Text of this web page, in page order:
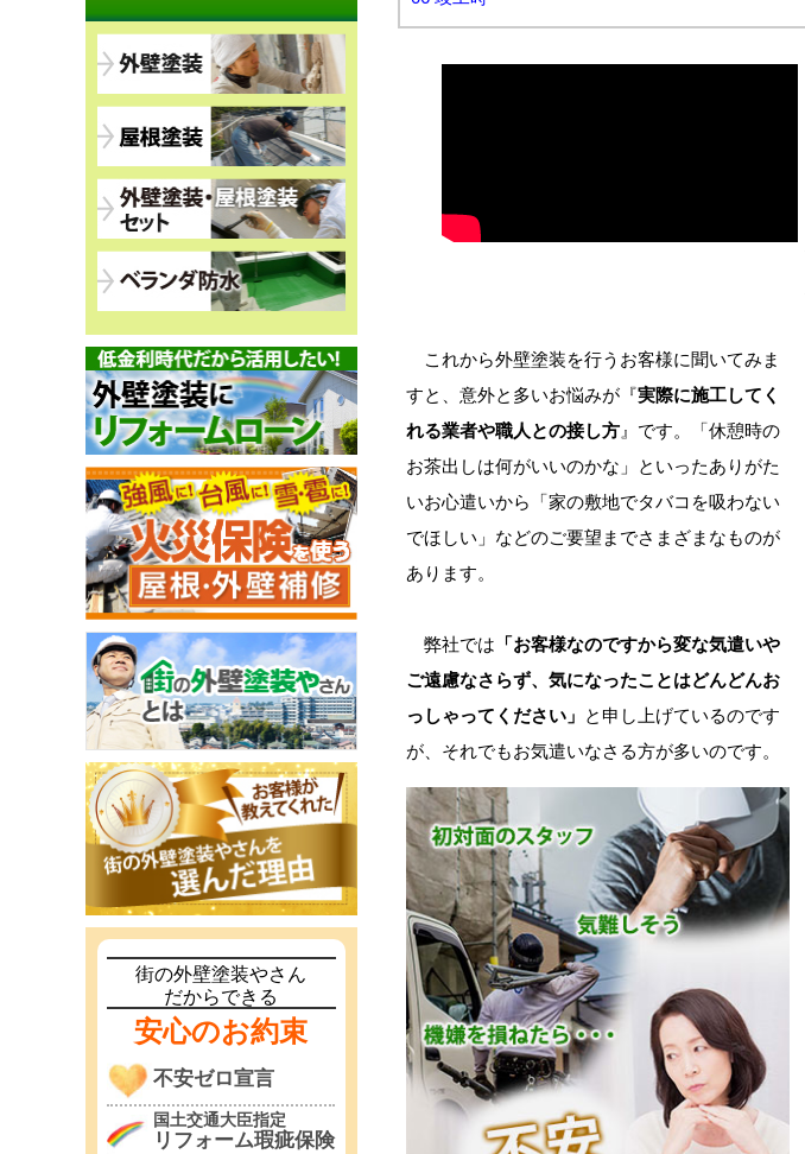
これから外壁塗装を行うお客様に聞いてみま
すと、意外と多いお悩みが『実際に施工してく
れる業者や職人との接し方 』です。「休憩時の
お茶出しは何がいいのかな」といったありがた
いお心遣いから「家の敷地でタバコを吸わない
でほしい」などのご要望までさまざまなものが
あります。
弊社では 「お客様なのですから変な気遣いや
ご遠慮なさらず、気になったことはどんどんお
っしゃってください」 と申し上げているのです
が、それでもお気遣いなさる方が多いのです。
街の外壁塗装やさん
だからできる
安心のお約束
不安ゼロ宣言
国土交通大臣指定
リフォーム瑕疵保険